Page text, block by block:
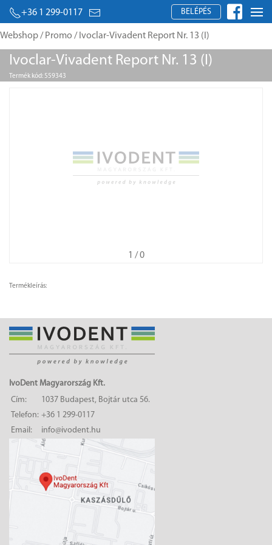
+36 1 299-0117 BELÉPÉS
Webshop/ Promo / Ivoclar-Vivadent Report Nr. 13 (I)
Ivoclar-Vivadent Report Nr. 13 (I)
Termék kód: 559343
1 / 0
Termékleírás:
IvoDent Magyarország Kft.
Cím:
1037 Budapest, Bojtár utca 56.
Telefon: +36 1 299-0117
Email:
info@ivodent.hu